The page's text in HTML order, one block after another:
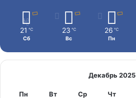
21 ℃
Сб
23 ℃
Вс
26 ℃
Пн
Декабрь 2025
Пн Вт Ср Чт